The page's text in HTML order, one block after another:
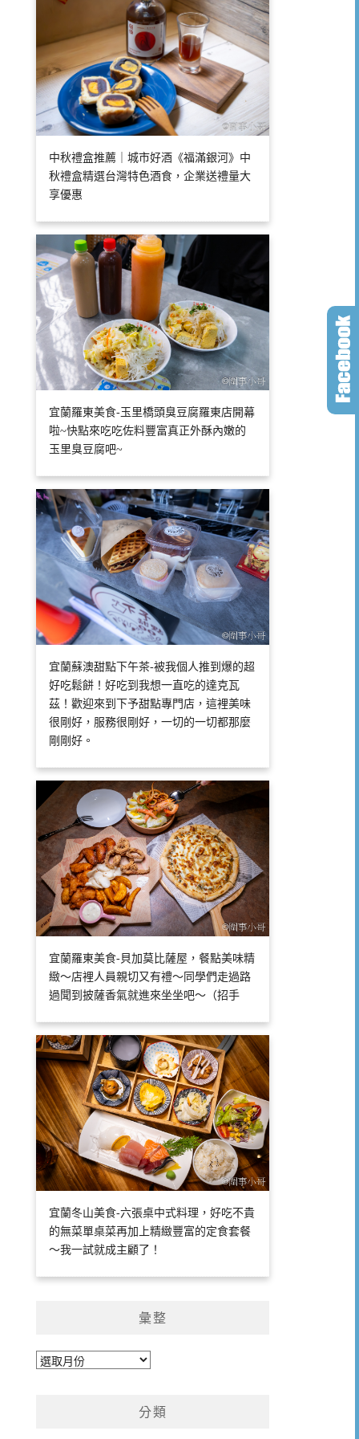
中秋禮盒推薦｜城市好酒《福滿銀河》中
秋禮盒精選台灣特色酒食，企業送禮量大
享優惠
宜蘭羅東美食-玉里橋頭臭豆腐羅東店開幕
啦~快點來吃吃佐料豐富真正外酥內嫩的
玉里臭豆腐吧~
宜蘭蘇澳甜點下午茶-被我個人推到爆的超
好吃鬆餅！好吃到我想一直吃的達克瓦
茲！歡迎來到下予甜點專門店，這裡美味
很剛好，服務很剛好，一切的一切都那麼
剛剛好。
宜蘭羅東美食-貝加莫比薩屋，餐點美味精
緻～店裡人員親切又有禮～同學們走過路
過聞到披薩香氣就進來坐坐吧～（招手
宜蘭冬山美食-六張桌中式料理，好吃不貴
的無菜單桌菜再加上精緻豐富的定食套餐
～我一試就成主顧了！
彙整
彙
分類